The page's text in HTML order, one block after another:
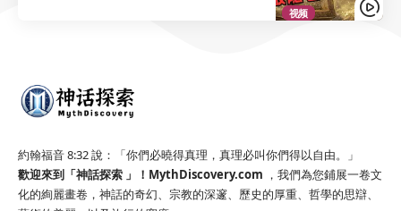
视频
約翰福音 8:32 說：「你們必曉得真理，真理必叫你們得以自由。」
歡迎來到「神話探索 」！ MythDiscovery.com ，我們為您鋪展一卷文
化的絢麗畫卷，神話的奇幻、宗教的深邃、歷史的厚重、哲學的思辯、